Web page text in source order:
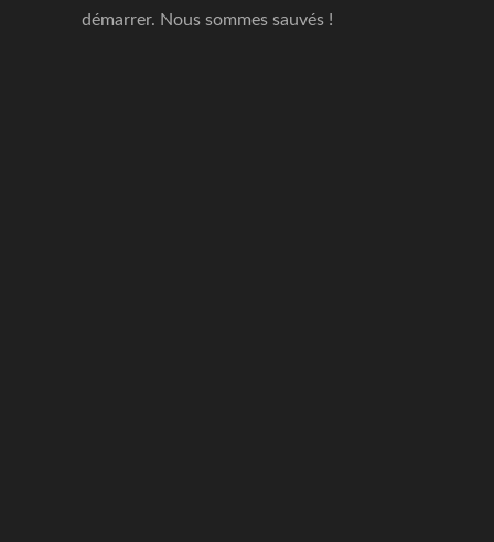
démarrer. Nous sommes sauvés !